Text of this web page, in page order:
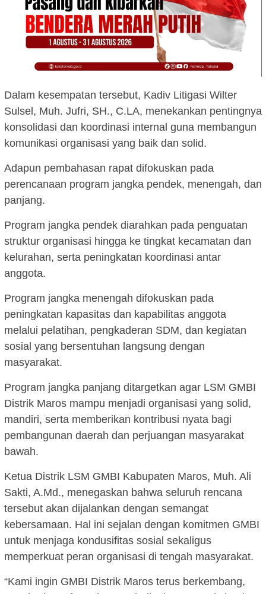
Dalam kesempatan tersebut, Kadiv Litigasi Wilter
Sulsel, Muh. Jufri, SH., C.LA, menekankan pentingnya
konsolidasi dan koordinasi internal guna membangun
komunikasi organisasi yang baik dan solid.
Adapun pembahasan rapat difokuskan pada
perencanaan program jangka pendek, menengah, dan
panjang.
Program jangka pendek diarahkan pada penguatan
struktur organisasi hingga ke tingkat kecamatan dan
kelurahan, serta peningkatan koordinasi antar
anggota.
Program jangka menengah difokuskan pada
peningkatan kapasitas dan kapabilitas anggota
melalui pelatihan, pengkaderan SDM, dan kegiatan
sosial yang bersentuhan langsung dengan
masyarakat.
Program jangka panjang ditargetkan agar LSM GMBI
Distrik Maros mampu menjadi organisasi yang solid,
mandiri, serta memberikan kontribusi nyata bagi
pembangunan daerah dan perjuangan masyarakat
bawah.
Ketua Distrik LSM GMBI Kabupaten Maros, Muh. Ali
Sakti, A.Md., menegaskan bahwa seluruh rencana
tersebut akan dijalankan dengan semangat
kebersamaan. Hal ini sejalan dengan komitmen GMBI
untuk menjaga kondusifitas sosial sekaligus
memperkuat peran organisasi di tengah masyarakat.
“Kami ingin GMBI Distrik Maros terus berkembang,